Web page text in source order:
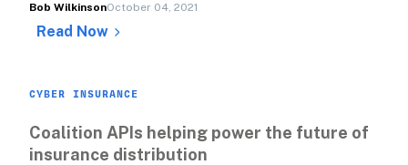
Bob WilkinsonOctober 04, 2021
Read Now
CYBER INSURANCE
Coalition APIs helping power the future of
insurance distribution